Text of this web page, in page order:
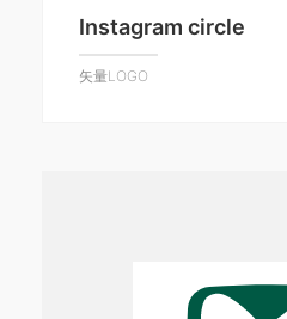
Instagram circle
矢量LOGO